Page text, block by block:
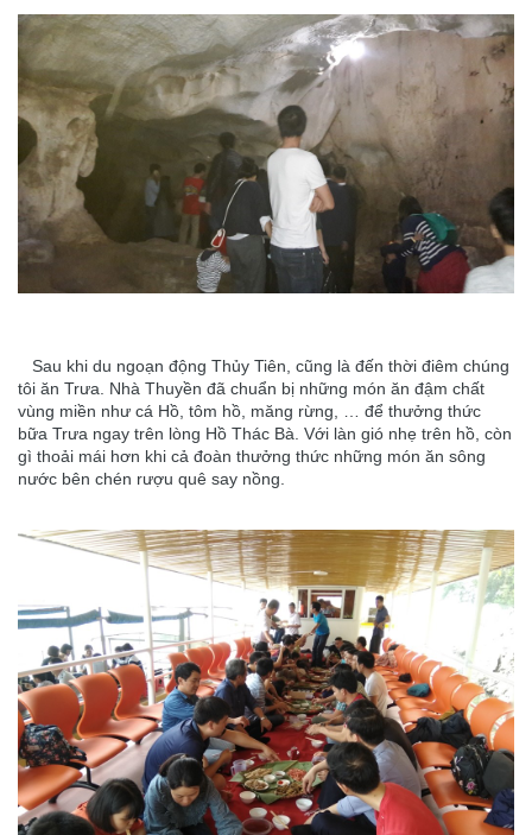
tôi ăn Trưa. Nhà Thuyền đã chuẩn bị những món ăn đậm chất
vùng miền như cá Hồ, tôm hồ, măng rừng, … để thưởng thức
bữa Trưa ngay trên lòng Hồ Thác Bà. Với làn gió nhẹ trên hồ, còn
gì thoải mái hơn khi cả đoàn thưởng thức những món ăn sông
nước bên chén rượu quê say nồng.